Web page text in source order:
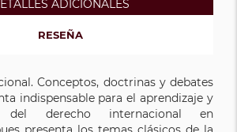
ADICIONALES
RESEÑA
Conceptos, doctrinas y debates
indispensable para el aprendizaje y
del derecho internacional en